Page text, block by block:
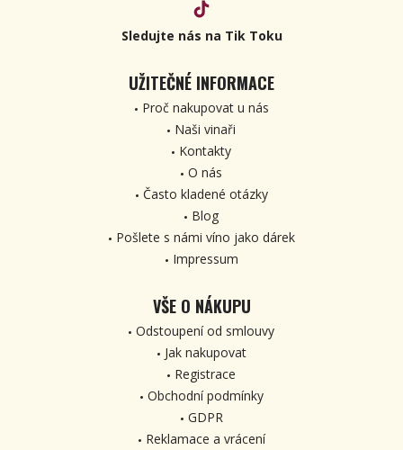
Sledujte nás na Tik Toku
UŽITEČNÉ INFORMACE
Proč nakupovat u nás
Naši vinaři
Kontakty
O nás
Často kladené otázky
Blog
Pošlete s námi víno jako dárek
Impressum
VŠE O NÁKUPU
Odstoupení od smlouvy
Jak nakupovat
Registrace
Obchodní podmínky
GDPR
Reklamace a vrácení